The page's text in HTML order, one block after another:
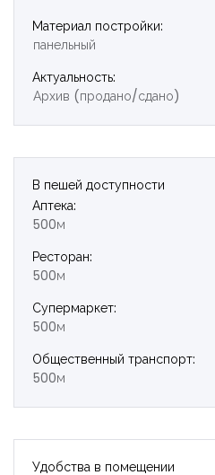
Материал постройки:
панельный
Актуальность:
Архив (продано/сдано)
В пешей доступности
Аптека:
500м
Ресторан:
500м
Супермаркет:
500м
Общественный транспорт:
500м
Удобства в помещении